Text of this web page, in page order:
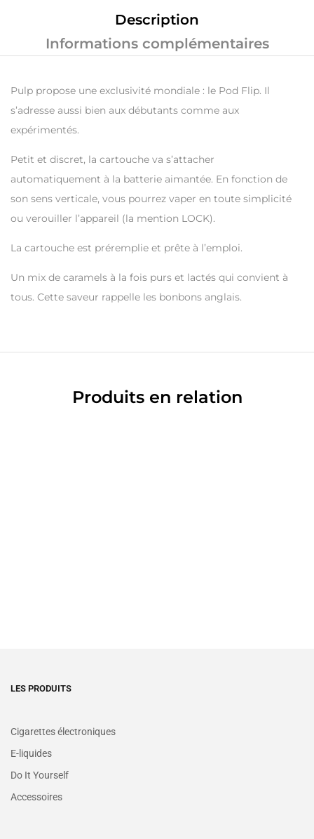
Description
Informations complémentaires
Pulp propose une exclusivité mondiale : le Pod Flip. Il
s’adresse aussi bien aux débutants comme aux
expérimentés.
Petit et discret, la cartouche va s’attacher
automatiquement à la batterie aimantée. En fonction de
son sens verticale, vous pourrez vaper en toute simplicité
ou verouiller l’appareil (la mention LOCK).
La cartouche est préremplie et prête à l’emploi.
Un mix de caramels à la fois purs et lactés qui convient à
tous. Cette saveur rappelle les bonbons anglais.
Produits en relation
LES PRODUITS
Cigarettes électroniques
E-liquides
Do It Yourself
Accessoires